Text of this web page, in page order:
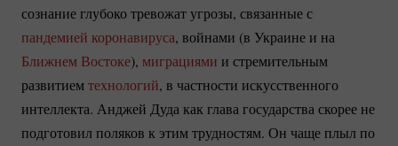
сознание глубоко тревожат угрозы, связанные с
пандемией коронавируса, войнами (в Украине и на
Ближнем Востоке), миграциями и стремительным
развитиемтехнологий, в частности искусственного
интеллекта. Анджей Дуда как глава государства скорее не
подготовил поляков к этим трудностям. Он чаще плыл по